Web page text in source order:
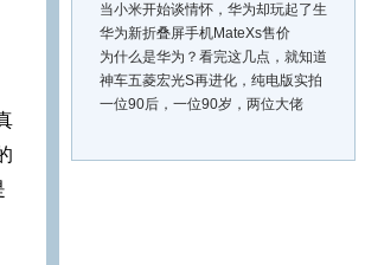
当小米开始谈情怀，华为却玩起了生
华为新折叠屏手机MateXs售价
为什么是华为？看完这几点，就知道
神车五菱宏光S再进化，纯电版实拍
一位90后，一位90岁，两位大佬